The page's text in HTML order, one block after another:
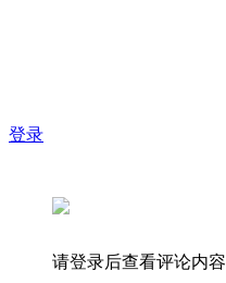
登录
请登录后查看评论内容